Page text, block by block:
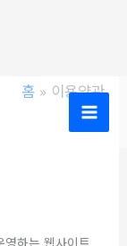
홈 이용약관